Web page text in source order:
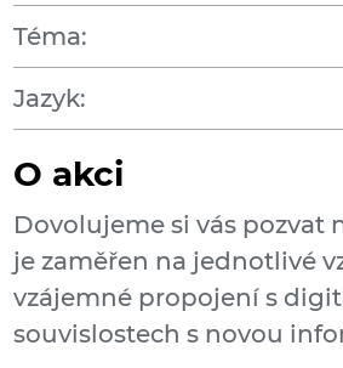
Téma:
Jazyk:
O akci
Dovolujeme si vás pozvat
je zaměřen na jednotlivé
vzájemné propojení s
souvislostech s novou